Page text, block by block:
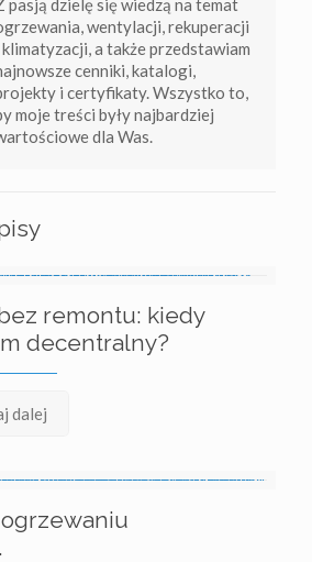
pasją dzielę się wiedzą na temat
wentylacji, rekuperacji
klimatyzacji, a także przedstawiam
cenniki, katalogi,
i certyfikaty. Wszystko to,
moje treści były najbardziej
dla Was.
remontu: kiedy
decentralny?
dalej
ogrzewaniu